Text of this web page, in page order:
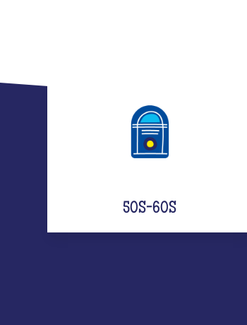
50S-60S